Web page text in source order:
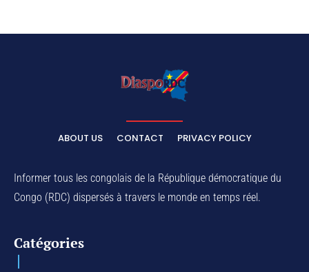
Dieu de Secours - God of Rescue / Adoration
Yahweh Sabaoth / Prophetic Worship Instrumental
/ Piano pour prier / Instrumental d'intercession
ELIKIA NA NGAI / Instrumental de Prière / 1H
01:03:38
Piano pour prier / Soaking Worship Instrumental
01:17:32
For Your Name Is Holy / Prophetic Worship
I SURRENDER / Soaking Worship Instrumental /
ABOUT US CONTACT PRIVACY POLICY
Informer tous les congolais de la République démocratique du
Congo (RDC) dispersés à travers le monde en temps réel.
Catégories